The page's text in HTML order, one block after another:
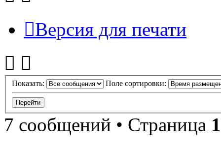
Версия для печати
Показать: Поле сортировки:
7 сообщений • Страница 1